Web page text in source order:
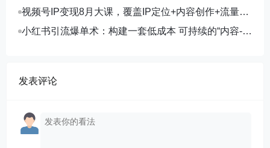
现，单部剧收益破万
视频号IP变现8月大课，覆盖IP定位+内容创作+流量获
取+合规运营+商业转化
小红书引流爆单术：构建一套低成本 可持续的“内容-引
发表评论